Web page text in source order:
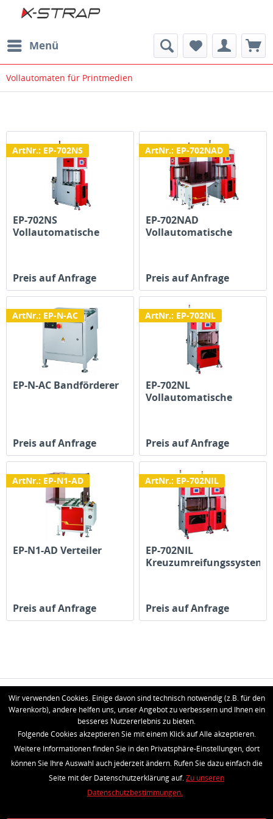
Menü
Vollautomaten für Printmedien
ArtNr.: EP-702NS
EP-702NS
Vollautomatische
Preis auf Anfrage
ArtNr.: EP-702NAD
EP-702NAD
Vollautomatische
Preis auf Anfrage
ArtNr.: EP-N-AC
EP-N-AC Bandförderer
Preis auf Anfrage
ArtNr.: EP-702NL
EP-702NL
Vollautomatische
Preis auf Anfrage
ArtNr.: EP-N1-AD
EP-N1-AD Verteiler
Preis auf Anfrage
ArtNr.: EP-702NIL
EP-702NIL
Kreuzumreifungssystem
Preis auf Anfrage
Informationen
Newsletter
Wir verwenden Cookies. Einige davon sind technisch notwendig (z.B. für den
Warenkorb), andere helfen uns, unser Angebot zu verbessern und Ihnen ein
besseres Nutzererlebnis zu bieten.
Folgende Cookies akzeptieren Sie mit einem Klick auf Alle akzeptieren.
Weitere Informationen finden Sie in den Privatsphäre-Einstellungen, dort
können Sie Ihre Auswahl auch jederzeit ändern. Rufen Sie dazu einfach die
Seite mit der Datenschutzerklärung auf.Zu unseren
Datenschutzbestimmungen.